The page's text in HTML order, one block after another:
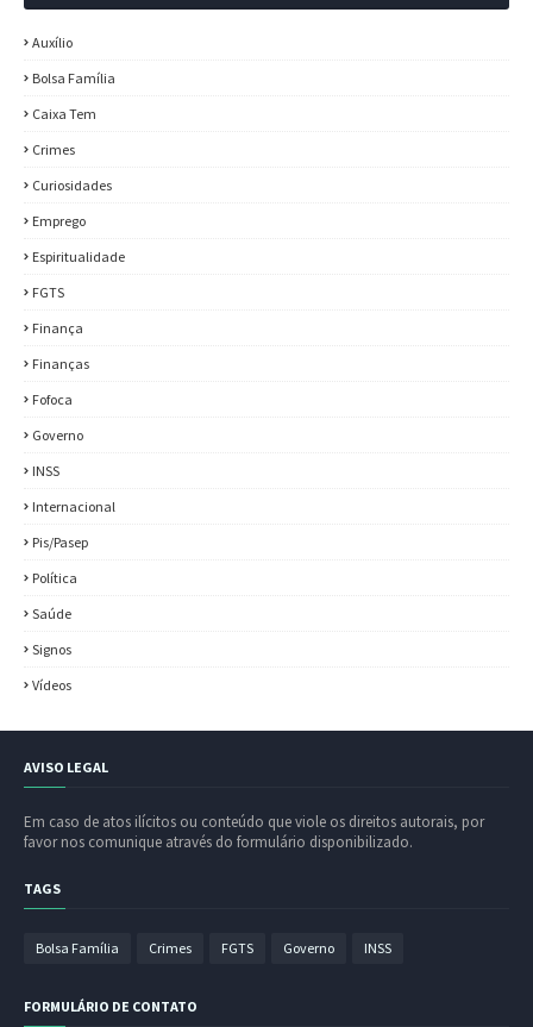
Auxílio
Bolsa Família
Caixa Tem
Crimes
Curiosidades
Emprego
Espiritualidade
FGTS
Finança
Finanças
Fofoca
Governo
INSS
Internacional
Pis/Pasep
Política
Saúde
Signos
Vídeos
AVISO LEGAL
Em caso de atos ilícitos ou conteúdo que viole os direitos autorais, por
favor nos comunique através do formulário disponibilizado.
TAGS
Bolsa Família Crimes FGTS Governo INSS
FORMULÁRIO DE CONTATO